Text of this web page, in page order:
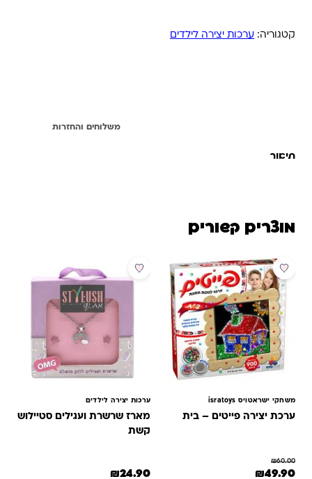
קטגוריה: ערכות יצירה לילדים
משלוחים והחזרות
תיאור
מוצרים קשורים
מבצע
משחקי ישראטויס isratoys
ערכת יצירה פייטים – בית
₪60.00
המחיר המקורי היה: ₪60.00.
₪49.90
ערכות יצירה לילדים
מארז שרשרת ועגילים סטיילוש
קשת
₪24.90